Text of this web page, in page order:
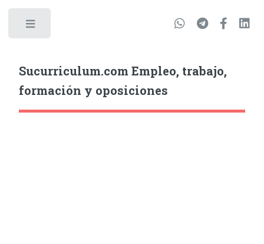
Sucurriculum.com Empleo, trabajo,
formación y oposiciones